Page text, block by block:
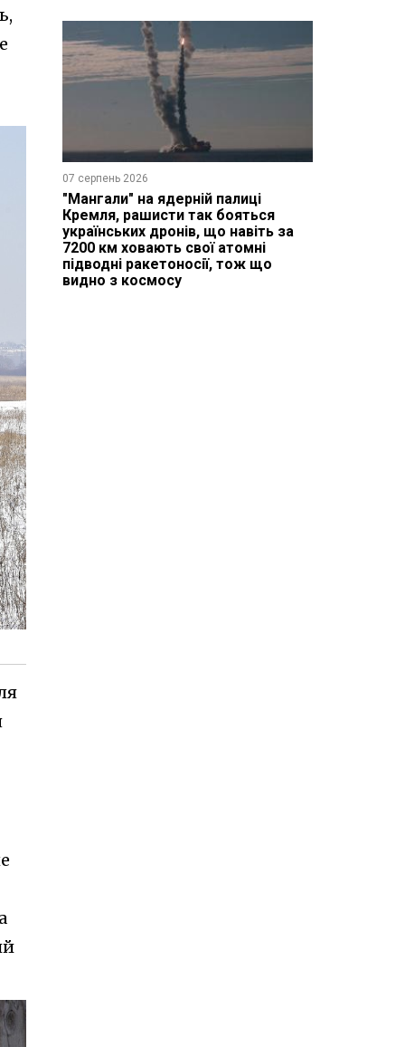
07 серпень 2026
"Мангали" на ядерній палиці
Кремля, рашисти так бояться
українських дронів, що навіть за
7200 км ховають свої атомні
підводні ракетоносії, тож що
видно з космосу